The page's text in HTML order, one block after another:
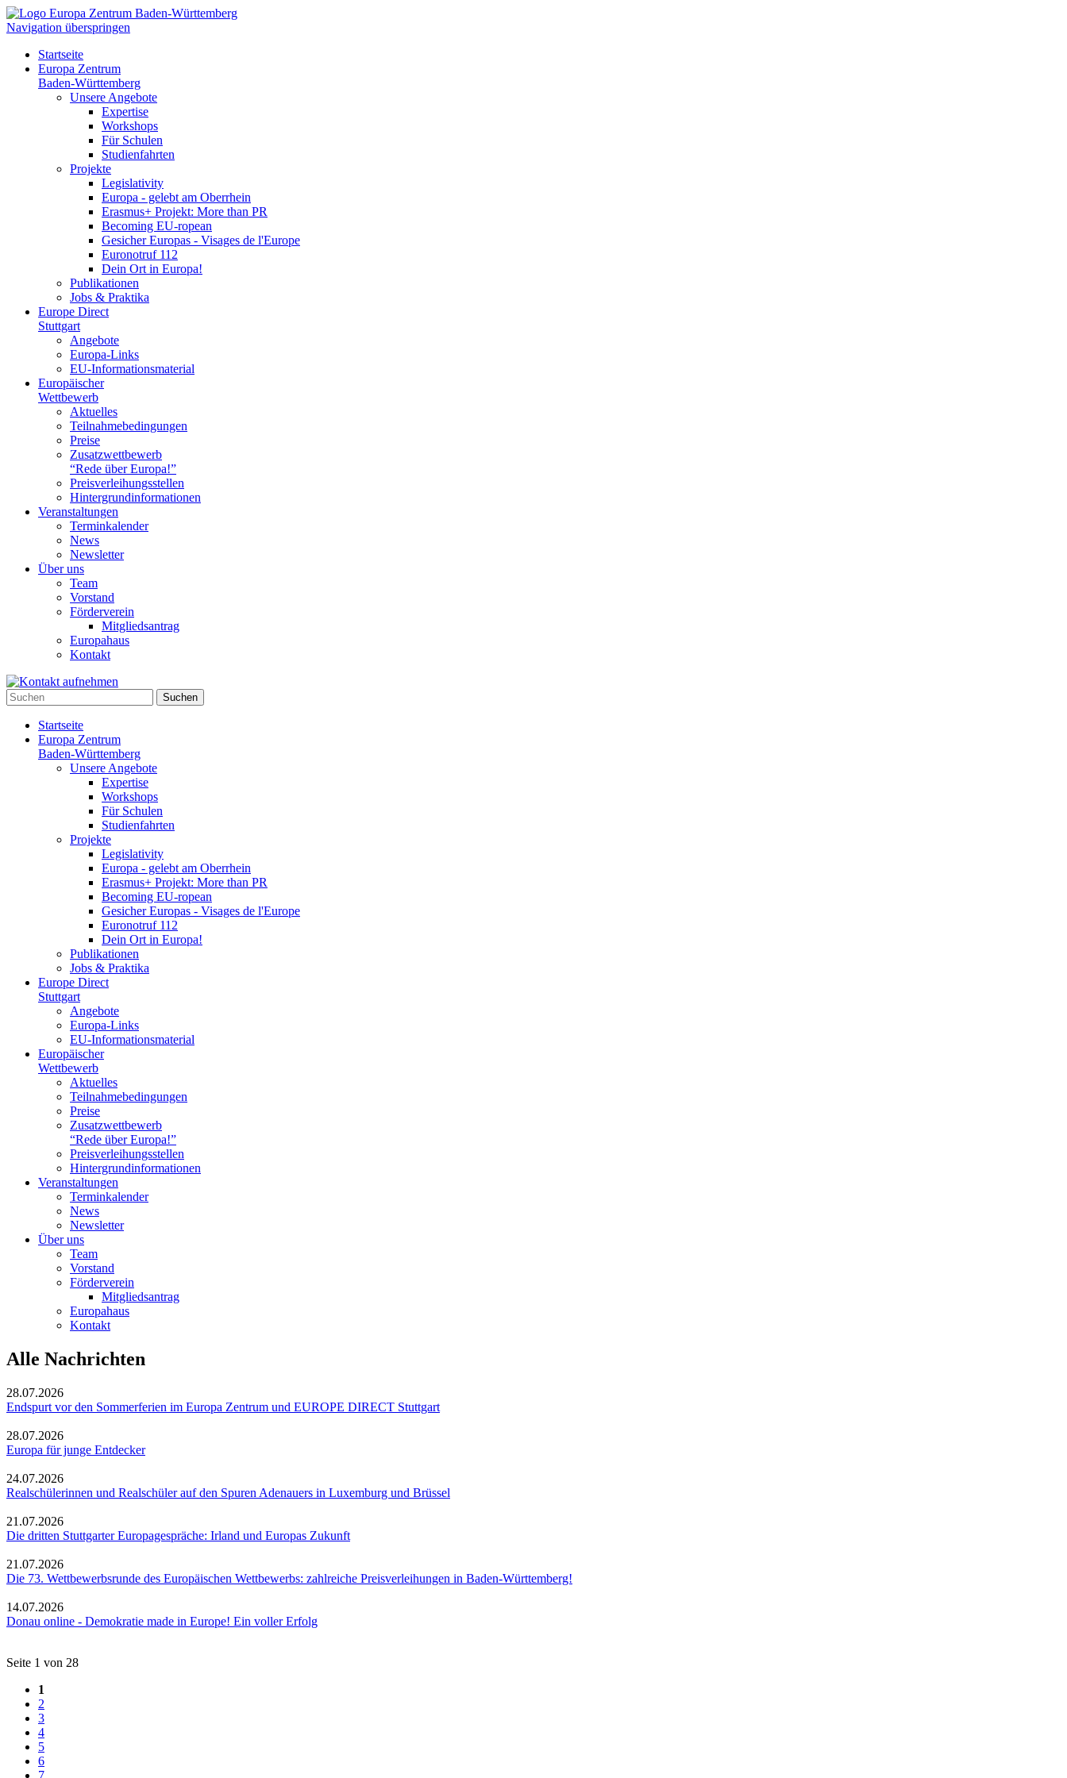
Navigation überspringen
Startseite
Europa Zentrum
Baden-Württemberg
Unsere Angebote
Expertise
Workshops
Für Schulen
Studienfahrten
Projekte
Legislativity
Europa - gelebt am Oberrhein
Erasmus+ Projekt: More than PR
Becoming EU-ropean
Gesicher Europas - Visages de l'Europe
Euronotruf 112
Dein Ort in Europa!
Publikationen
Jobs & Praktika
Europe Direct
Stuttgart
Angebote
Europa-Links
EU-Informationsmaterial
Europäischer
Wettbewerb
Aktuelles
Teilnahme­bedingungen
Preise
Zusatzwettbewerb
“Rede über Europa!”
Preisverleihungsstellen
Hintergrundinformationen
Veranstaltungen
Terminkalender
News
Newsletter
Über uns
Team
Vorstand
Förderverein
Mitgliedsantrag
Europahaus
Kontakt
Suchen
Startseite
Europa Zentrum
Baden-Württemberg
Unsere Angebote
Expertise
Workshops
Für Schulen
Studienfahrten
Projekte
Legislativity
Europa - gelebt am Oberrhein
Erasmus+ Projekt: More than PR
Becoming EU-ropean
Gesicher Europas - Visages de l'Europe
Euronotruf 112
Dein Ort in Europa!
Publikationen
Jobs & Praktika
Europe Direct
Stuttgart
Angebote
Europa-Links
EU-Informationsmaterial
Europäischer
Wettbewerb
Aktuelles
Teilnahme­bedingungen
Preise
Zusatzwettbewerb
“Rede über Europa!”
Preisverleihungsstellen
Hintergrundinformationen
Veranstaltungen
Terminkalender
News
Newsletter
Über uns
Team
Vorstand
Förderverein
Mitgliedsantrag
Europahaus
Kontakt
Alle Nachrichten
28.07.2026
Endspurt vor den Sommerferien im Europa Zentrum und EUROPE DIRECT Stuttgart
28.07.2026
Europa für junge Entdecker
24.07.2026
Realschülerinnen und Realschüler auf den Spuren Adenauers in Luxemburg und Brüssel
21.07.2026
Die dritten Stuttgarter Europagespräche: Irland und Europas Zukunft
21.07.2026
Die 73. Wettbewerbsrunde des Europäischen Wettbewerbs: zahlreiche Preisverleihungen in Baden-Württemberg!
14.07.2026
Donau online - Demokratie made in Europe! Ein voller Erfolg
Seite 1 von 28
1
2
3
4
5
6
7